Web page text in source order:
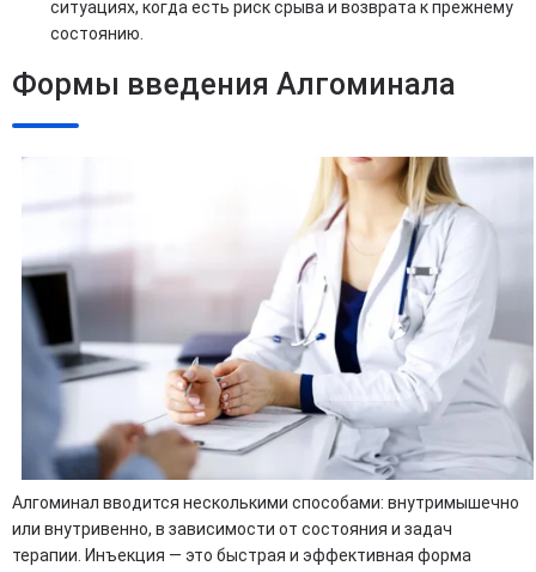
ситуациях, когда есть риск срыва и возврата к прежнему
состоянию.
Формы введения Алгоминала
Алгоминал вводится несколькими способами: внутримышечно
или внутривенно, в зависимости от состояния и задач
терапии. Инъекция — это быстрая и эффективная форма